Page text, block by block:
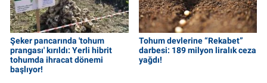
Şeker pancarında 'tohum
prangası' kırıldı: Yerli hibrit
tohumda ihracat dönemi
başlıyor!
Tohum devlerine “Rekabet”
darbesi: 189 milyon liralık ceza
yağdı!